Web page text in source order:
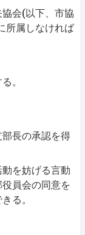
会(以下、市協
所属しなければ
。
長の承認を得
を妨げる言動
員会の同意を
る。